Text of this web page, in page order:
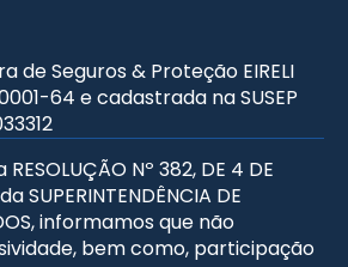
de Seguros & Proteção EIRELI
64 e cadastrada na SUSEP
Nº 382, DE 4 DE
SUPERINTENDÊNCIA DE
informamos que não
bem como, participação